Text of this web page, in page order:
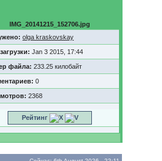
IMG_20141215_152706.jpg
olga kraskovskay
Jan 3 2015, 17:44
файла: 233.25 килобайт
0
2368
Рейтинг